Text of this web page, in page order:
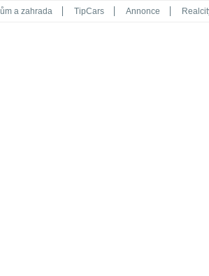
a zahrada TipCars Annonce